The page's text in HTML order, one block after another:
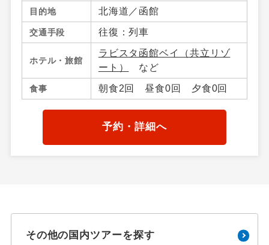
目的地 北海道／函館
交通手段 往復：列車
ホテル・旅館
ラビスタ函館ベイ（共立リゾ
ート）
など
食事 朝食2回 昼食0回 夕食0回
予約・詳細へ
その他の国内ツアーを探す